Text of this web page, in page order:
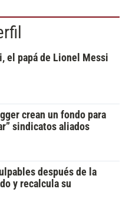
el papá de Lionel Messi
crean un fondo para
sindicatos aliados
después de la
y recalcula su